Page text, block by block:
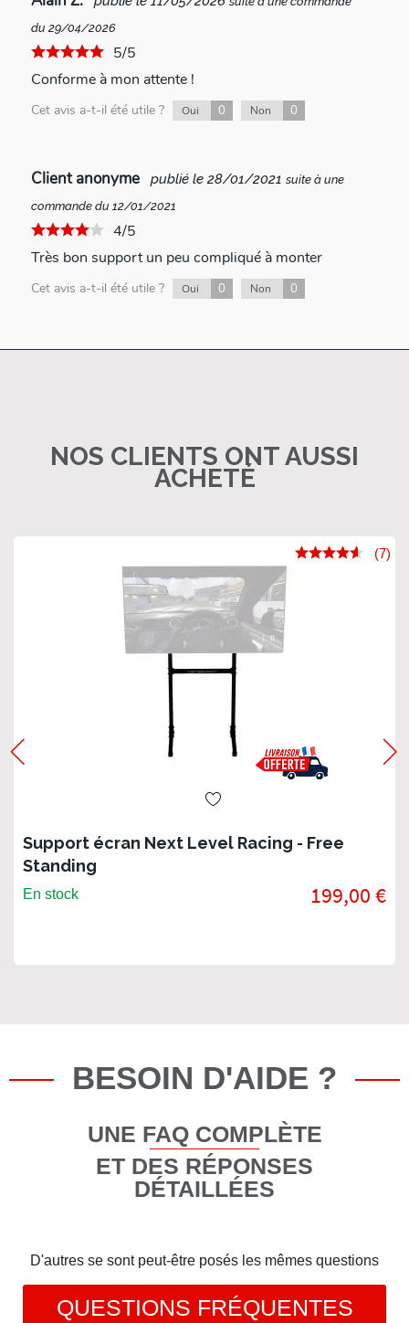
du 29/04/2026
5/5
Conforme à mon attente !
Cet avis a-t-il été utile ? Oui 0 Non 0
Client anonyme publié le 28/01/2021 suite à une
commande du 12/01/2021
4/5
Très bon support un peu compliqué à monter
Cet avis a-t-il été utile ? Oui 0 Non 0
NOS CLIENTS ONT AUSSI
ACHETÉ
Support écran Next Level Racing - Free
Standing
(7)
En stock 199,00 €
BESOIN D'AIDE ?
UNE FAQ COMPLÈTE
ET DES RÉPONSES
DÉTAILLÉES
D'autres se sont peut-être posés les mêmes questions
QUESTIONS FRÉQUENTES